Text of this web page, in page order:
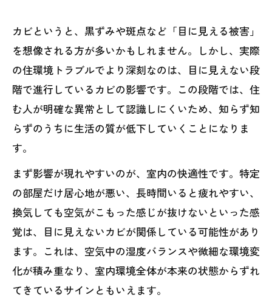
カビというと、黒ずみや斑点など「目に見える被害」
を想像される方が多いかもしれません。しかし、実際
の住環境トラブルでより深刻なのは、目に見えない段
階で進行しているカビの影響です。この段階では、住
む人が明確な異常として認識しにくいため、知らず知
らずのうちに生活の質が低下していくことになりま
す。
まず影響が現れやすいのが、室内の快適性です。特定
の部屋だけ居心地が悪い、長時間いると疲れやすい、
換気しても空気がこもった感じが抜けないといった感
覚は、目に見えないカビが関係している可能性があり
ます。これは、空気中の湿度バランスや微細な環境変
化が積み重なり、室内環境全体が本来の状態からずれ
てきているサインともいえます。